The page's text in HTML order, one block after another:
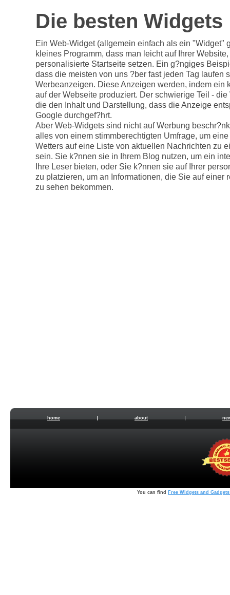
Die besten Widgets
Ein Web-Widget (allgemein einfach als ein "Widget"
kleines Programm, dass man leicht auf Ihrer
personalisierte Startseite setzen. Ein g?ngiges
dass die meisten von uns ?ber fast jeden Tag laufen
Werbeanzeigen. Diese Anzeigen werden, indem ein
auf der Webseite produziert. Der schwierige Teil -
die den Inhalt und Darstellung, dass die Anzeige
Google durchgef?hrt.
Aber Web-Widgets sind nicht auf Werbung
alles von einem stimmberechtigten Umfrage, um
Wetters auf eine Liste von aktuellen Nachrichten zu
sein. Sie k?nnen sie in Ihrem Blog nutzen, um ein
Ihre Leser bieten, oder Sie k?nnen sie auf Ihrer
zu platzieren, um an Informationen, die Sie auf einer
zu sehen bekommen.
home about
You can find Free Widgets and